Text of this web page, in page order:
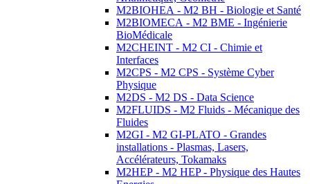
M2BIOHEA - M2 BH - Biologie et Santé
M2BIOMECA - M2 BME - Ingénierie
BioMédicale
M2CHEINT - M2 CI - Chimie et
Interfaces
M2CPS - M2 CPS - Système Cyber
Physique
M2DS - M2 DS - Data Science
M2FLUIDS - M2 Fluids - Mécanique des
Fluides
M2GI - M2 GI-PLATO - Grandes
installations - Plasmas, Lasers,
Accélérateurs, Tokamaks
M2HEP - M2 HEP - Physique des Hautes